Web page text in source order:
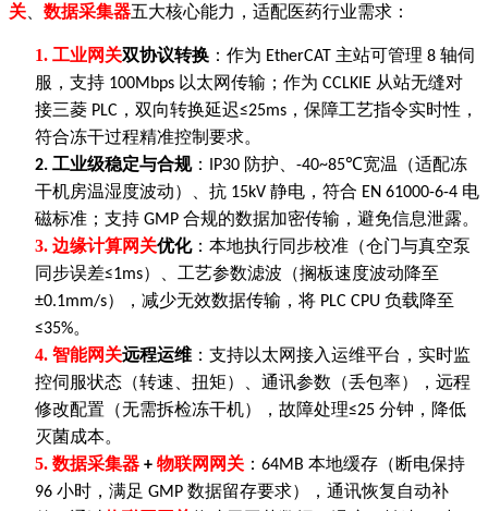
关
数据采集器五大核心能力，适配医药行业需求：
1. 工业网关双协议转换 ：作为 EtherCAT 主站可管理 8 轴伺
服，支持 100Mbps 以太网传输；作为 CCLKIE 从站无缝对
接三菱 PLC ，双向转换延迟≤25ms ，保障工艺指令实时性，
符合冻干过程精准控制要求。
2. 工业级稳定与合规： IP30 防护、 -40~85℃宽温（适配冻
干机房温湿度波动）、抗 15kV 静电，符合 EN 61000-6-4 电
磁标准；支持 GMP 合规的数据加密传输，避免信息泄露。
3. 边缘计算网关优化：本地执行同步校准（仓门与真空泵
同步误差≤1ms）、工艺参数滤波（搁板速度波动降至
±0.1mm/s），减少无效数据传输，将 PLC CPU 负载降至
≤35%。
4. 智能网关远程运维 ：支持以太网接入运维平台，实时监
控伺服状态（转速、扭矩）、通讯参数（丢包率），远程
修改配置（无需拆检冻干机），故障处理≤25 分钟，降低
灭菌成本。
5. 数据采集器 + 物联网网关 ： 64MB 本地缓存（断电保持
96 小时，满足 GMP 数据留存要求），通讯恢复自动补